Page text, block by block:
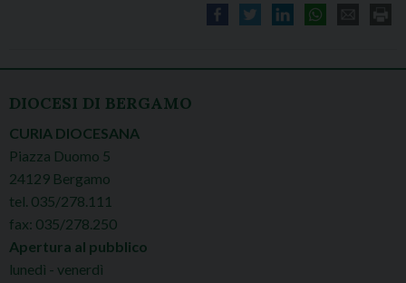
DIOCESI DI BERGAMO
CURIA DIOCESANA
Piazza Duomo 5
24129 Bergamo
tel. 035/278.111
fax: 035/278.250
Apertura al pubblico
lunedì - venerdì